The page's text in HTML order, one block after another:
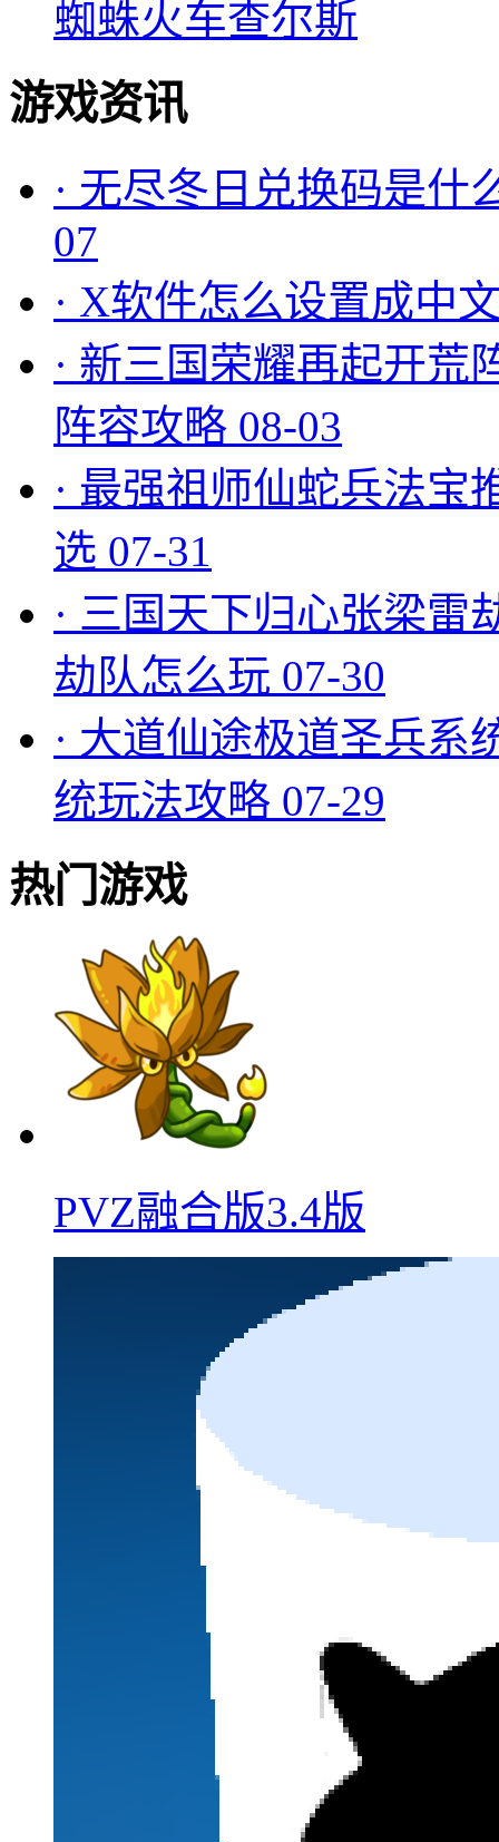
蜘蛛火车查尔斯
游戏资讯
· 无尽冬日兑换码是什
07
· X软件怎么设置成中
· 新三国荣耀再起开荒
阵容攻略 08-03
· 最强祖师仙蛇兵法宝
选 07-31
· 三国天下归心张梁雷
劫队怎么玩 07-30
· 大道仙途极道圣兵系
统玩法攻略 07-29
热门游戏
PVZ融合版3.4版